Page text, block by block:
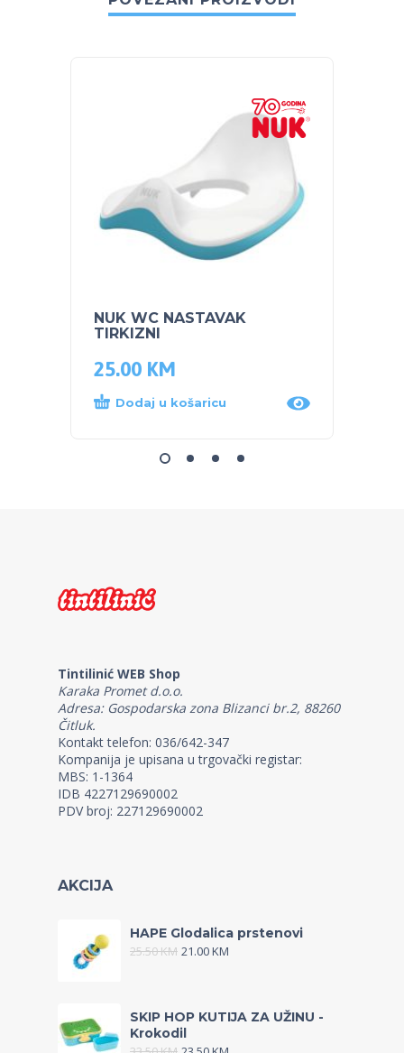
NUK WC NASTAVAK
TIRKIZNI
25.00 KM
Dodaj u košaricu
Tintilinić WEB Shop
Karaka Promet d.o.o.
Adresa: Gospodarska zona Blizanci br.2, 88260
Čitluk.
Kontakt telefon: 036/642-347
Kompanija je upisana u trgovački registar:
MBS: 1-1364
IDB 4227129690002
PDV broj: 227129690002
AKCIJA
HAPE Glodalica prstenovi
25.50KM 21.00KM
SKIP HOP KUTIJA ZA UŽINU -
Krokodil